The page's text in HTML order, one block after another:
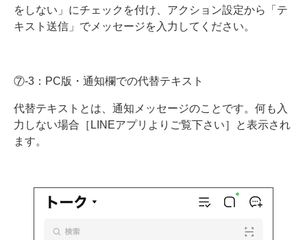
をしない」にチェックを付け、アクション設定から「テ
キスト送信」でメッセージを入力してください。
⑦-3：PC版・通知欄での代替テキスト
代替テキストとは、通知メッセージのことです。何も入
力しない場合［LINEアプリよりご覧下さい］と表示され
ます。